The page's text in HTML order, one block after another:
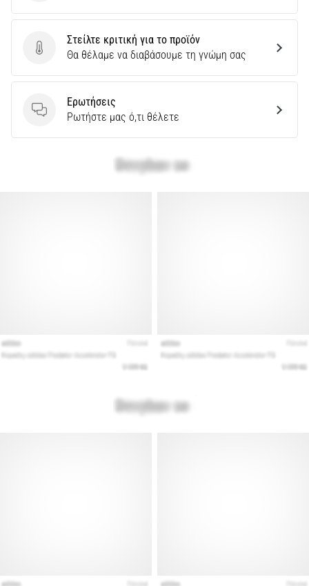
Στείλτε κριτική για το προϊόν
Στείλτε κριτική για το προϊόν
Θα θέλαμε να διαβάσουμε τη γνώμη σας
Ερωτήσεις
Ερωτήσεις
Ρωτήστε μας ό,τι θέλετε